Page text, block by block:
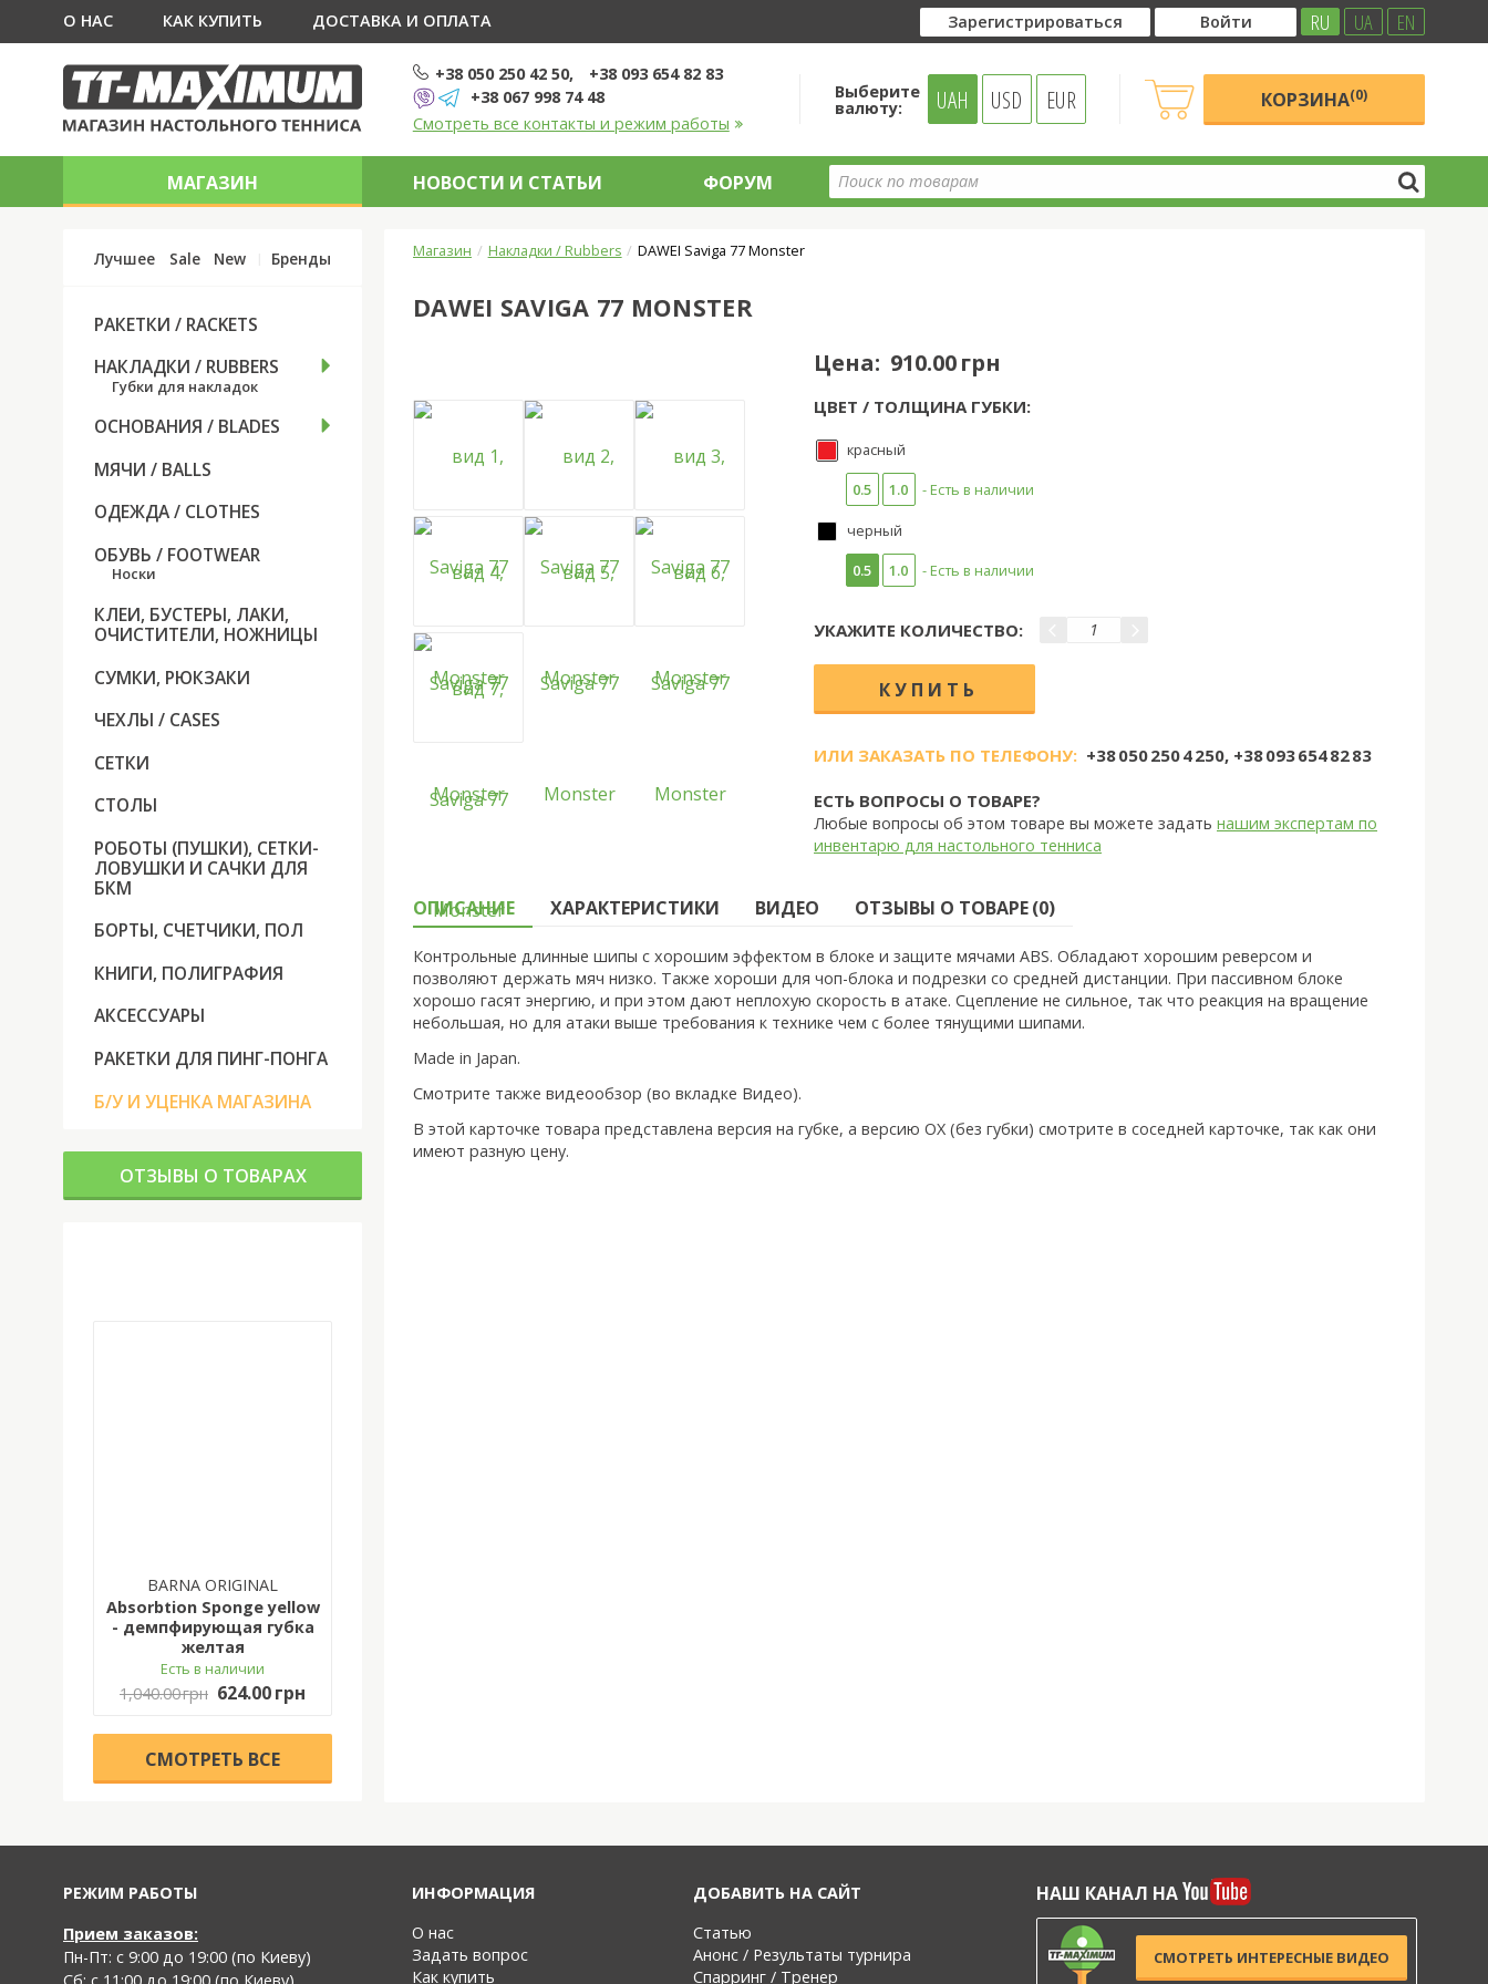
О НАС КАК КУПИТЬ ДОСТАВКА И ОПЛАТА Зарегистрироваться Войти RU UA EN
+38 050 250 42 50
+38 093 654 82 83
+38 067 998 74 48
Смотреть все контакты и режим работы
Выберите
валюту: UAH USD EUR КОРЗИНА(0)
МАГАЗИН НОВОСТИ И СТАТЬИ ФОРУМ
Лучшее Sale New Бренды
РАКЕТКИ / RACKETS
НАКЛАДКИ / RUBBERS
Губки для накладок
ОСНОВАНИЯ / BLADES
МЯЧИ / BALLS
ОДЕЖДА / CLOTHES
ОБУВЬ / FOOTWEAR
Носки
КЛЕИ, БУСТЕРЫ, ЛАКИ,
ОЧИСТИТЕЛИ, НОЖНИЦЫ
СУМКИ, РЮКЗАКИ
ЧЕХЛЫ / CASES
СЕТКИ
СТОЛЫ
РОБОТЫ (ПУШКИ), СЕТКИ-
ЛОВУШКИ И САЧКИ ДЛЯ
БКМ
БОРТЫ, СЧЕТЧИКИ, ПОЛ
КНИГИ, ПОЛИГРАФИЯ
АКСЕССУАРЫ
РАКЕТКИ ДЛЯ ПИНГ-ПОНГА
Б/У И УЦЕНКА МАГАЗИНА
ОТЗЫВЫ О ТОВАРАХ
BARNA ORIGINAL
Absorbtion Sponge yellow
- демпфирующая губка
желтая
Есть в наличии
1,040.00 грн 624.00 грн
CМОТРЕТЬ ВСЕ
Магазин Накладки / Rubbers DAWEI Saviga 77 Monster
DAWEI SAVIGA 77 MONSTER
Цена: 910.00 грн
ЦВЕТ / ТОЛЩИНА ГУБКИ:
красный
0.5
1.0 - Есть в наличии
черный
0.5
1.0 - Есть в наличии
УКАЖИТЕ КОЛИЧЕСТВО:
ИЛИ ЗАКАЗАТЬ ПО ТЕЛЕФОНУ: +38 050 250 4 250, +38 093 654 82 83
ЕСТЬ ВОПРОСЫ О ТОВАРЕ?
Любые вопросы об этом товаре вы можете задать нашим экспертам по
инвентарю для настольного тенниса
ОПИСАНИЕ ХАРАКТЕРИСТИКИ ВИДЕО ОТЗЫВЫ О ТОВАРЕ (0)
Контрольные длинные шипы с хорошим эффектом в блоке и защите мячами ABS. Обладают хорошим реверсом и
позволяют держать мяч низко. Также хороши для чоп-блока и подрезки со средней дистанции. При пассивном блоке
хорошо гасят энергию, и при этом дают неплохую скорость в атаке. Сцепление не сильное, так что реакция на вращение
небольшая, но для атаки выше требования к технике чем с более тянущими шипами.
Made in Japan.
Смотрите также видеообзор (во вкладке Видео).
В этой карточке товара представлена версия на губке, а версию ОХ (без губки) смотрите в соседней карточке, так как они
имеют разную цену.
РЕЖИМ РАБОТЫ
Прием заказов:
Пн-Пт: с 9:00 до 19:00 (по Киеву)
ИНФОРМАЦИЯ
О нас
Задать вопрос
Как купить
ДОБАВИТЬ НА САЙТ
Статью
Анонс / Результаты турнира
Спарринг / Тренер
НАШ КАНАЛ НА
СМОТРЕТЬ ИНТЕРЕСНЫЕ ВИДЕО